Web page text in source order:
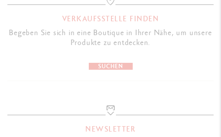
VERKAUFSSTELLE FINDEN
Begeben Sie sich in eine Boutique in Ihrer Nähe, um unsere
Produkte zu entdecken.
SUCHEN
NEWSLETTER